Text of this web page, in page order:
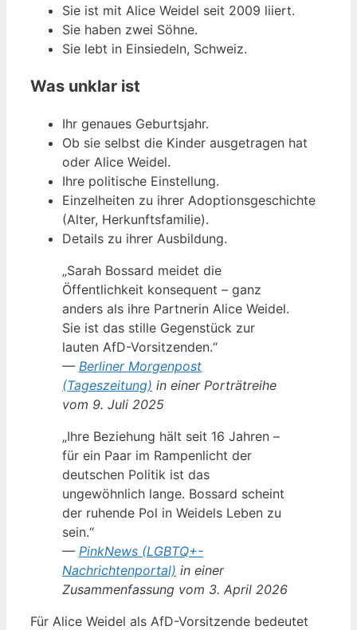
Sie ist mit Alice Weidel seit 2009 liiert.
Sie haben zwei Söhne.
Sie lebt in Einsiedeln, Schweiz.
Was unklar ist
Ihr genaues Geburtsjahr.
Ob sie selbst die Kinder ausgetragen hat
oder Alice Weidel.
Ihre politische Einstellung.
Einzelheiten zu ihrer Adoptionsgeschichte
(Alter, Herkunftsfamilie).
Details zu ihrer Ausbildung.
„Sarah Bossard meidet die
Öffentlichkeit konsequent – ganz
anders als ihre Partnerin Alice Weidel.
Sie ist das stille Gegenstück zur
lauten AfD-Vorsitzenden.“
— Berliner Morgenpost
(Tageszeitung) in einer Porträtreihe
vom 9. Juli 2025
„Ihre Beziehung hält seit 16 Jahren –
für ein Paar im Rampenlicht der
deutschen Politik ist das
ungewöhnlich lange. Bossard scheint
der ruhende Pol in Weidels Leben zu
sein.“
— PinkNews (LGBTQ+-
Nachrichtenportal) in einer
Zusammenfassung vom 3. April 2026
Für Alice Weidel als AfD-Vorsitzende bedeutet